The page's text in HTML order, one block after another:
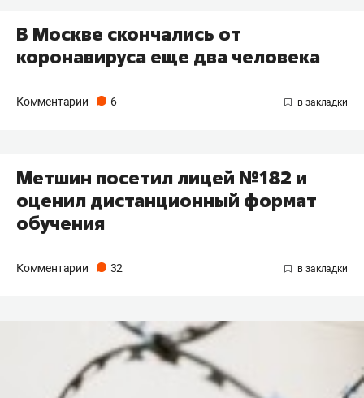
В Москве скончались от
коронавируса еще два человека
Комментарии 6
Метшин посетил лицей №182 и
оценил дистанционный формат
обучения
Комментарии 32